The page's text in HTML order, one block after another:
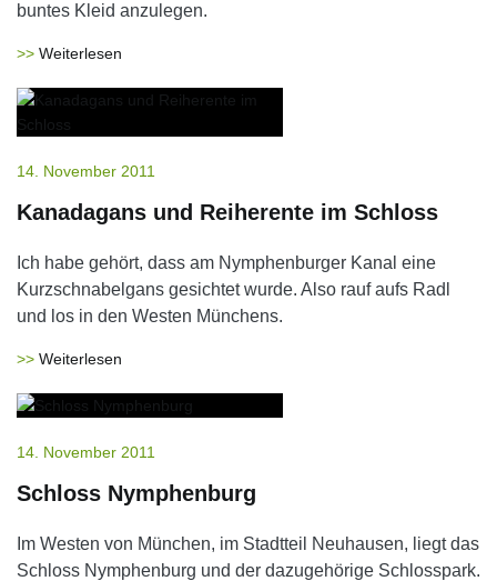
buntes Kleid anzulegen.
Weiterlesen
14. November 2011
Kanadagans und Reiherente im Schloss
Ich habe gehört, dass am Nymphenburger Kanal eine
Kurzschnabelgans gesichtet wurde. Also rauf aufs Radl
und los in den Westen Münchens.
Weiterlesen
14. November 2011
Schloss Nymphenburg
Im Westen von München, im Stadtteil Neuhausen, liegt das
Schloss Nymphenburg und der dazugehörige Schlosspark.